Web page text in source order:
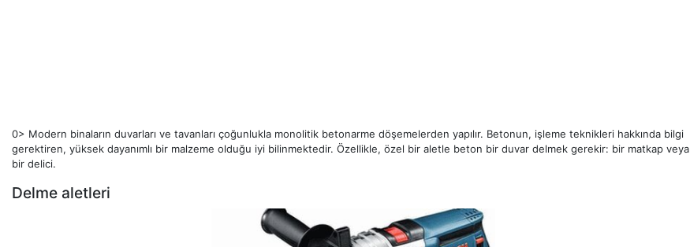
0> Modern binaların duvarları ve tavanları çoğunlukla monolitik betonarme döşemelerden yapılır. Betonun, işleme teknikleri hakkında bilgi
gerektiren, yüksek dayanımlı bir malzeme olduğu iyi bilinmektedir. Özellikle, özel bir aletle beton bir duvar delmek gerekir: bir matkap veya
bir delici.
Delme aletleri